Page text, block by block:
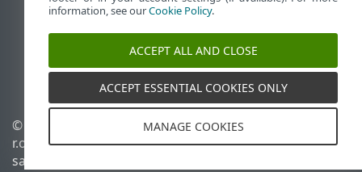
ESET žinių bazė
ESET forumas
ESET Status Portal
Palaikymas regione
© 1992 - 2026 ESET, spol. s
r.o. - Visos teisės
saugomos.
Slapukų politika
information, see ourCookie Policy.
ACCEPT ALL AND CLOSE
ACCEPT ESSENTIAL COOKIES ONLY
MANAGE COOKIES